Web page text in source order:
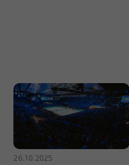
26.10.2025